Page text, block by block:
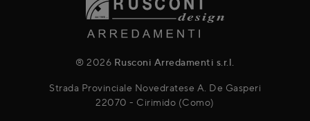
® 2026 Rusconi Arredamenti s.r.l.
Strada Provinciale Novedratese A. De Gasperi
22070 - Cirimido (Como)